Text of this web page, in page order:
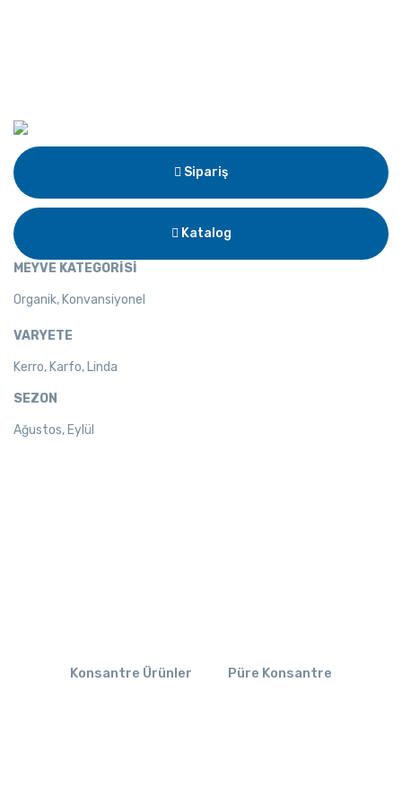
Sipariş
Katalog
MEYVE KATEGORİSİ
Organik, Konvansiyonel
VARYETE
Kerro, Karfo, Linda
SEZON
Ağustos, Eylül
Konsantre Ürünler Püre Konsantre